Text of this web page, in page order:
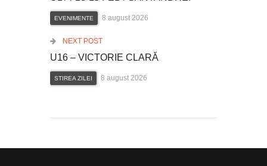
EVENIMENTE 8 august 2026
NEXT POST
U16 – VICTORIE CLARĂ
STIREA ZILEI 8 august 2026